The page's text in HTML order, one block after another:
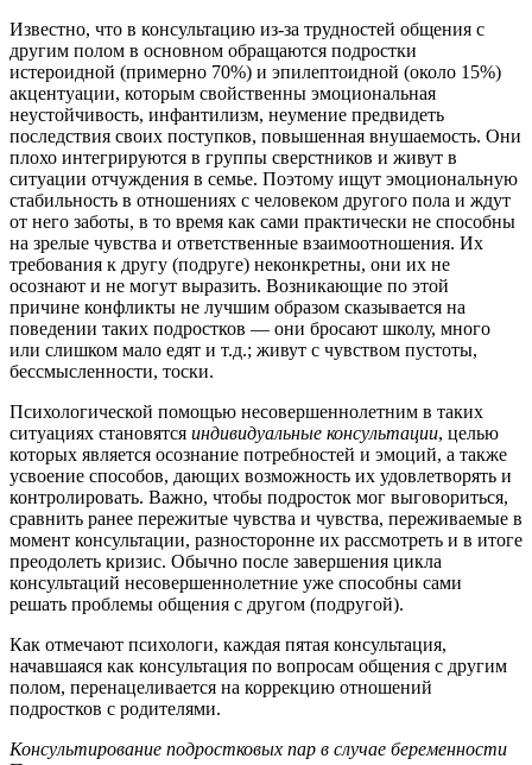
Известно, что в консультацию из-за трудностей общения с
другим полом в основном обращаются подростки
истероидной (примерно 70%) и эпилептоидной (около 15%)
акцентуации, которым свойственны эмоциональная
неустойчивость, инфантилизм, неумение предвидеть
последствия своих поступков, повышенная внушаемость. Они
плохо интегрируются в группы сверстников и живут в
ситуации отчуждения в семье. Поэтому ищут эмоциональную
стабильность в отношениях с человеком другого пола и ждут
от него заботы, в то время как сами практически не способны
на зрелые чувства и ответственные взаимоотношения. Их
требования к другу (подруге) неконкретны, они их не
осознают и не могут выразить. Возникающие по этой
причине конфликты не лучшим образом сказывается на
поведении таких подростков — они бросают школу, много
или слишком мало едят и т.д.; живут с чувством пустоты,
бессмысленности, тоски.
Психологической помощью несовершеннолетним в таких
ситуациях становятся индивидуальные консультации, целью
которых является осознание потребностей и эмоций, а также
усвоение способов, дающих возможность их удовлетворять и
контролировать. Важно, чтобы подросток мог выговориться,
сравнить ранее пережитые чувства и чувства, переживаемые в
момент консультации, разносторонне их рассмотреть и в итоге
преодолеть кризис. Обычно после завершения цикла
консультаций несовершеннолетние уже способны сами
решать проблемы общения с другом (подругой).
Как отмечают психологи, каждая пятая консультация,
начавшаяся как консультация по вопросам общения с другим
полом, перенацеливается на коррекцию отношений
подростков с родителями.
Консультирование подростковых пар в случае беременности